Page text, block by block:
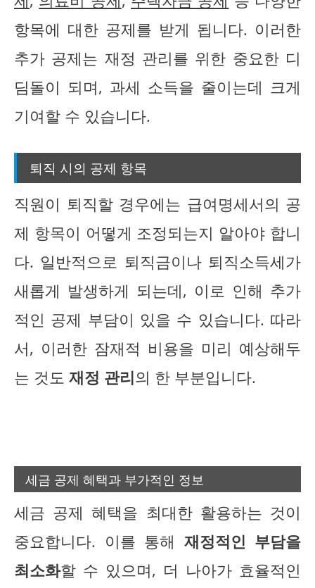
항목에 대한 공제를 받게 됩니다. 이러한
추가 공제는 재정 관리를 위한 중요한 디
딤돌이 되며, 과세 소득을 줄이는데 크게
기여할 수 있습니다.
퇴직 시의 공제 항목
직원이 퇴직할 경우에는 급여명세서의 공
제 항목이 어떻게 조정되는지 알아야 합니
다. 일반적으로 퇴직금이나 퇴직소득세가
새롭게 발생하게 되는데, 이로 인해 추가
적인 공제 부담이 있을 수 있습니다. 따라
서, 이러한 잠재적 비용을 미리 예상해두
는 것도 재정 관리의 한 부분입니다.
세금 공제 혜택과 부가적인 정보
세금 공제 혜택을 최대한 활용하는 것이
중요합니다. 이를 통해 재정적인 부담을
최소화할 수 있으며, 더 나아가 효율적인